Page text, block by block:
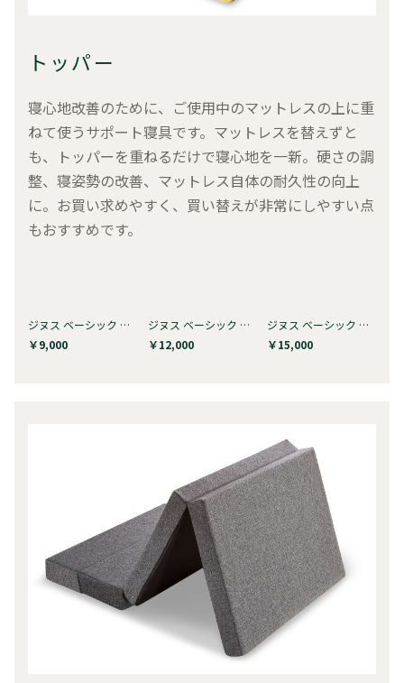
トッパー
寝心地改善のために、ご使用中のマットレスの上に重
ねて使うサポート寝具です。マットレスを替えずと
も、トッパーを重ねるだけで寝心地を一新。硬さの調
整、寝姿勢の改善、マットレス自体の耐久性の向上
に。お買い求めやすく、買い替えが非常にしやすい点
もおすすめです。
ジヌス ベーシック GreenTea マシュ…
￥9,000
ジヌス ベーシック GreenTea マシュ…
￥12,000
ジヌス ベーシック GreenTea マシュ…
￥15,000